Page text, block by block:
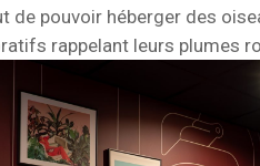
de pouvoir héberger des
rappelant leurs plumes